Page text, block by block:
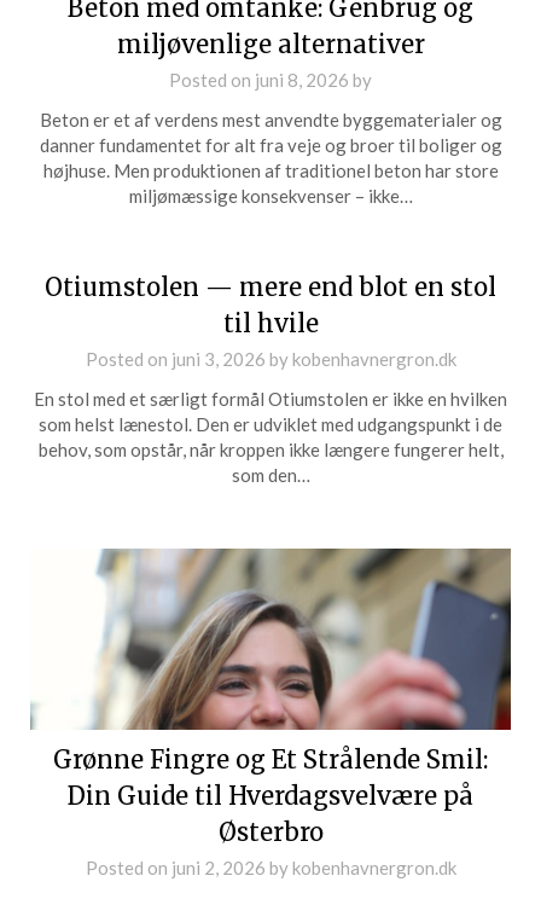
Beton med omtanke: Genbrug og
miljøvenlige alternativer
Posted on juni 8, 2026 by
Beton er et af verdens mest anvendte byggematerialer og
danner fundamentet for alt fra veje og broer til boliger og
højhuse. Men produktionen af traditionel beton har store
miljømæssige konsekvenser – ikke…
Otiumstolen — mere end blot en stol
til hvile
Posted on juni 3, 2026 bykobenhavnergron.dk
En stol med et særligt formål Otiumstolen er ikke en hvilken
som helst lænestol. Den er udviklet med udgangspunkt i de
behov, som opstår, når kroppen ikke længere fungerer helt,
som den…
Grønne Fingre og Et Strålende Smil:
Din Guide til Hverdagsvelvære på
Østerbro
Posted on juni 2, 2026 bykobenhavnergron.dk